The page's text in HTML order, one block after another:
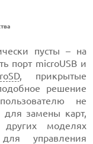
пусты – на
порт microUSB и
, прикрытые
решение
не
для замены карт,
моделях
управления